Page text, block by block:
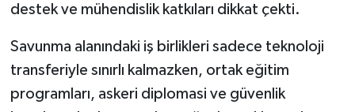
destek ve mühendislik katkıları dikkat çekti.
Savunma alanındaki iş birlikleri sadece teknoloji
transferiyle sınırlı kalmazken, ortak eğitim
programları, askeri diplomasi ve güvenlik